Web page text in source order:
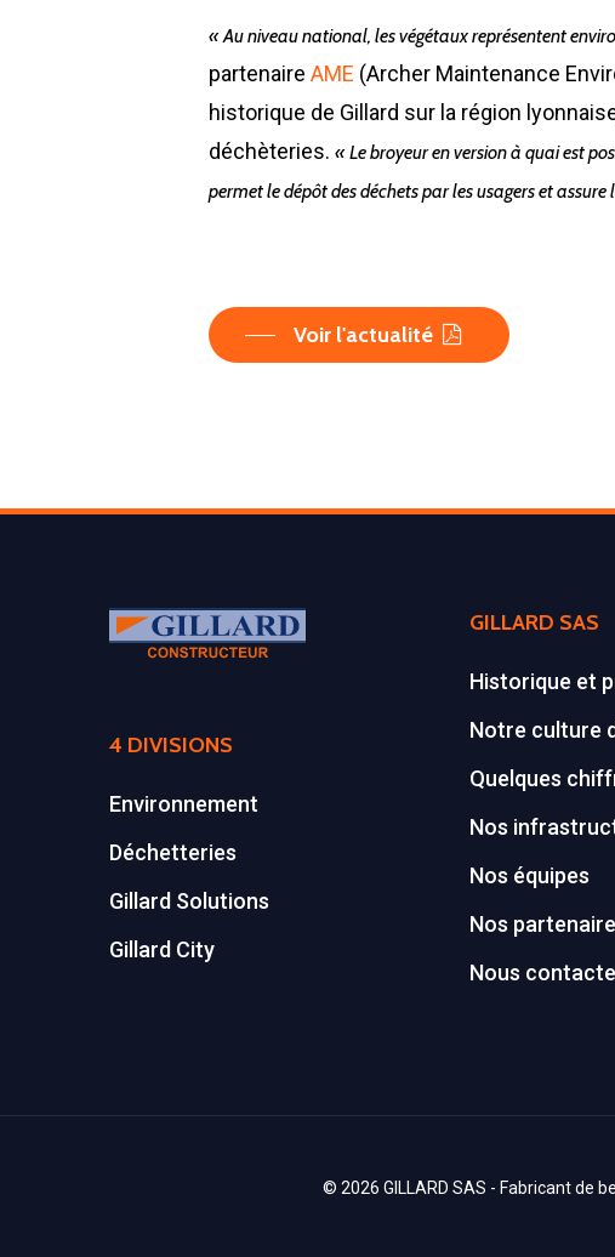
« Au niveau national, les végétaux représentent
partenaire AME (Archer Maintenance
historique de Gillard sur la région
déchèteries. « Le broyeur en version à quai est
permet le dépôt des déchets par les usagers et
Voir l'actualité
4 DIVISIONS
Environnement
Déchetteries
Gillard Solutions
Gillard City
GILLARD SAS
Historique et
Notre culture
Quelques
Nos
Nos équipes
Nos
Nous
© 2026 GILLARD SAS - Fabricant de